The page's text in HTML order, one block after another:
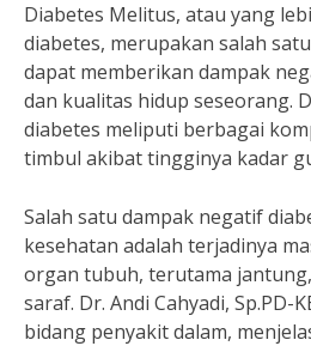
Diabetes Melitus, atau yang
diabetes, merupakan salah
dapat memberikan dampak
dan kualitas hidup seseorang.
diabetes meliputi berbagai
timbul akibat tingginya kadar
Salah satu dampak negatif
kesehatan adalah terjadinya
organ tubuh, terutama
saraf. Dr. Andi Cahyadi, Sp.PD-
bidang penyakit dalam,